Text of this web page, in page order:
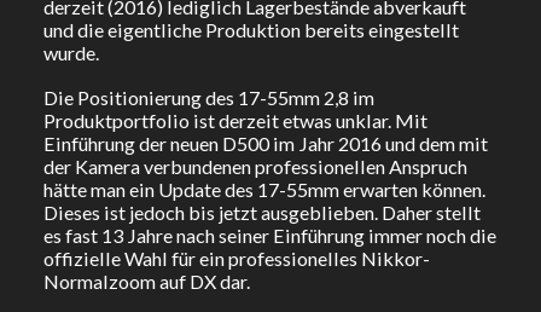
derzeit (2016) lediglich Lagerbestände abverkauft
und die eigentliche Produktion bereits eingestellt
wurde.
Die Positionierung des 17-55mm 2,8 im
Produktportfolio ist derzeit etwas unklar. Mit
Einführung der neuen D500 im Jahr 2016 und dem mit
der Kamera verbundenen professionellen Anspruch
hätte man ein Update des 17-55mm erwarten können.
Dieses ist jedoch bis jetzt ausgeblieben. Daher stellt
es fast 13 Jahre nach seiner Einführung immer noch die
offizielle Wahl für ein professionelles Nikkor-
Normalzoom auf DX dar.